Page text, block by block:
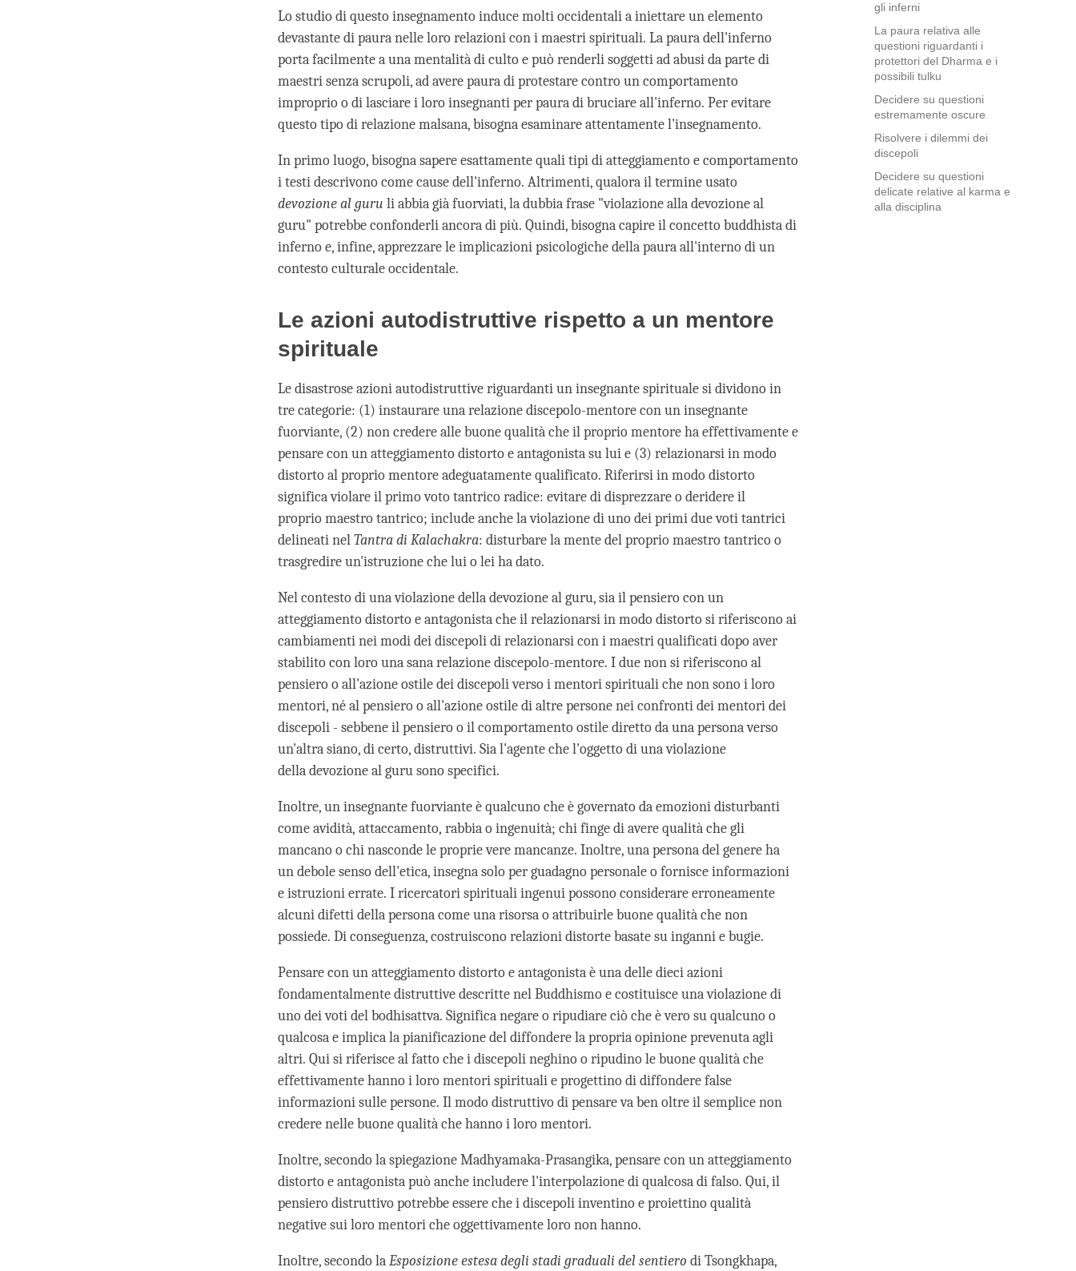
gli inferni
La paura relativa alle
questioni riguardanti i
protettori del Dharma e i
possibili tulku
Decidere su questioni
estremamente oscure
Risolvere i dilemmi dei
discepoli
Decidere su questioni
delicate relative al karma e
alla disciplina
Lo studio di questo insegnamento induce molti occidentali a iniettare un elemento
devastante di paura nelle loro relazioni con i maestri spirituali. La paura dell'inferno
porta facilmente a una mentalità di culto e può renderli soggetti ad abusi da parte di
maestri senza scrupoli, ad avere paura di protestare contro un comportamento
improprio o di lasciare i loro insegnanti per paura di bruciare all'inferno. Per evitare
questo tipo di relazione malsana, bisogna esaminare attentamente l'insegnamento.
In primo luogo, bisogna sapere esattamente quali tipi di atteggiamento e comportamento
i testi descrivono come cause dell'inferno. Altrimenti, qualora il termine usato
devozione al guru li abbia già fuorviati, la dubbia frase "violazione alla devozione al
guru" potrebbe confonderli ancora di più. Quindi, bisogna capire il concetto buddhista di
inferno e, infine, apprezzare le implicazioni psicologiche della paura all'interno di un
contesto culturale occidentale.
Le azioni autodistruttive rispetto a un mentore
spirituale
Le disastrose azioni autodistruttive riguardanti un insegnante spirituale si dividono in
tre categorie: (1) instaurare una relazione discepolo-mentore con un insegnante
fuorviante, (2) non credere alle buone qualità che il proprio mentore ha effettivamente e
pensare con un atteggiamento distorto e antagonista su lui e (3) relazionarsi in modo
distorto al proprio mentore adeguatamente qualificato. Riferirsi in modo distorto
significa violare il primo voto tantrico radice: evitare di disprezzare o deridere il
proprio maestro tantrico; include anche la violazione di uno dei primi due voti tantrici
delineati nelTantra di Kalachakra: disturbare la mente del proprio maestro tantrico o
trasgredire un'istruzione che lui o lei ha dato.
Nel contesto di una violazione della devozione al guru, sia il pensiero con un
atteggiamento distorto e antagonista che il relazionarsi in modo distorto si riferiscono ai
cambiamenti nei modi dei discepoli di relazionarsi con i maestri qualificati dopo aver
stabilito con loro una sana relazione discepolo-mentore. I due non si riferiscono al
pensiero o all'azione ostile dei discepoli verso i mentori spirituali che non sono i loro
mentori, né al pensiero o all'azione ostile di altre persone nei confronti dei mentori dei
discepoli - sebbene il pensiero o il comportamento ostile diretto da una persona verso
un'altra siano, di certo, distruttivi. Sia l'agente che l'oggetto di una violazione
della devozione al guru sono specifici.
Inoltre, un insegnante fuorviante è qualcuno che è governato da emozioni disturbanti
come avidità, attaccamento, rabbia o ingenuità; chi finge di avere qualità che gli
mancano o chi nasconde le proprie vere mancanze. Inoltre, una persona del genere ha
un debole senso dell'etica, insegna solo per guadagno personale o fornisce informazioni
e istruzioni errate. I ricercatori spirituali ingenui possono considerare erroneamente
alcuni difetti della persona come una risorsa o attribuirle buone qualità che non
possiede. Di conseguenza, costruiscono relazioni distorte basate su inganni e bugie.
Pensare con un atteggiamento distorto e antagonista è una delle dieci azioni
fondamentalmente distruttive descritte nel Buddhismo e costituisce una violazione di
uno dei voti del bodhisattva. Significa negare o ripudiare ciò che è vero su qualcuno o
qualcosa e implica la pianificazione del diffondere la propria opinione prevenuta agli
altri. Qui si riferisce al fatto che i discepoli neghino o ripudino le buone qualità che
effettivamente hanno i loro mentori spirituali e progettino di diffondere false
informazioni sulle persone. Il modo distruttivo di pensare va ben oltre il semplice non
credere nelle buone qualità che hanno i loro mentori.
Inoltre, secondo la spiegazione Madhyamaka-Prasangika, pensare con un atteggiamento
distorto e antagonista può anche includere l'interpolazione di qualcosa di falso. Qui, il
pensiero distruttivo potrebbe essere che i discepoli inventino e proiettino qualità
negative sui loro mentori che oggettivamente loro non hanno.
Inoltre, secondo laEsposizione estesa degli stadi graduali del sentiero di Tsongkhapa,